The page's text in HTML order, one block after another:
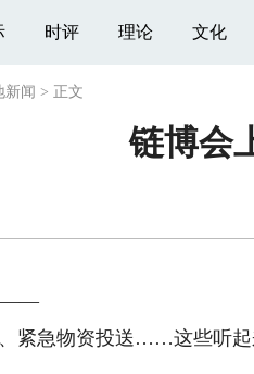
时评 理论 文化
新闻 > 正文
链博会
——
急物资投送……这些听起